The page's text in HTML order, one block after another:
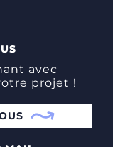
avec
projet !